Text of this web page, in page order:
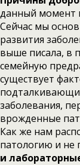
данный момент
Сейчас мы
развития
выше писала, в
семейную
существует
заболевания,
врожденные
Как же нам
патологию и не
и